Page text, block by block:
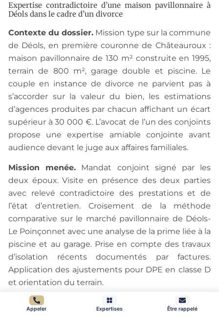
Appeler Expertises Être rappelé
Expertise contradictoire d’une maison pavillonnaire à
Déols dans le cadre d’un divorce
Contexte du dossier. Mission type sur la commune
de Déols, en première couronne de Châteauroux :
maison pavillonnaire de 130 m² construite en 1995,
terrain de 800 m², garage double et piscine. Le
couple en instance de divorce ne parvient pas à
s’accorder sur la valeur du bien, les estimations
d’agences produites par chacun affichant un écart
supérieur à 30 000 €. L’avocat de l’un des conjoints
propose une expertise amiable conjointe avant
audience devant le juge aux affaires familiales.
Mission menée. Mandat conjoint signé par les
deux époux. Visite en présence des deux parties
avec relevé contradictoire des prestations et de
l’état d’entretien. Croisement de la méthode
comparative sur le marché pavillonnaire de Déols-
Le Poinçonnet avec une analyse de la prime liée à la
piscine et au garage. Prise en compte des travaux
d’isolation récents documentés par factures.
Application des ajustements pour DPE en classe D
et orientation du terrain.
Valeur apportée.
Valeur vénale retenue à 215 000